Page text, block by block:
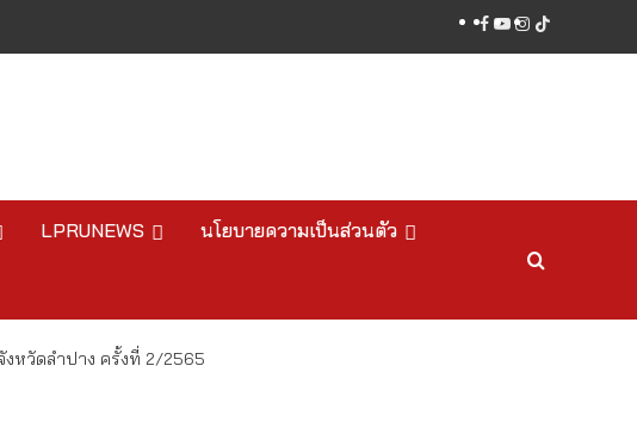
facebook
youtube
instagram
tiktok
LPRUNEWS นโยบายความเป็นส่วนตัว
งหวัดลำปาง ครั้งที่ 2/2565